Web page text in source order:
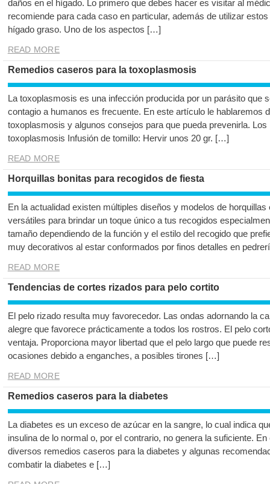
daños en el hígado. Lo primero que debes hacer es visitar al
recomiende para cada caso en particular, además de utilizar
hígado graso. Uno de los aspectos […]
READ MORE
Remedios caseros para la toxoplasmosis
La toxoplasmosis es una infección producida por un parásito que
contagio a humanos es frecuente. En este artículo le hablaremos
toxoplasmosis y algunos consejos para que pueda prevenirla.
toxoplasmosis Infusión de tomillo: Hervir unos 20 gr. […]
READ MORE
Horquillas bonitas para recogidos de fiesta
En la actualidad existen múltiples diseños y modelos de
versátiles para brindar un toque único a tus recogidos
tamaño dependiendo de la función y el estilo del recogido que
muy decorativos al estar conformados por finos detalles en
READ MORE
Tendencias de cortes rizados para pelo cortito
El pelo rizado resulta muy favorecedor. Las ondas adornando la
alegre que favorece prácticamente a todos los rostros. El pelo
ventaja. Proporciona mayor libertad que el pelo largo que puede
ocasiones debido a enganches, a posibles tirones […]
READ MORE
Remedios caseros para la diabetes
La diabetes es un exceso de azúcar en la sangre, lo cual indica
insulina de lo normal o, por el contrario, no genera la suficiente.
diversos remedios caseros para la diabetes y algunas
combatir la diabetes e […]